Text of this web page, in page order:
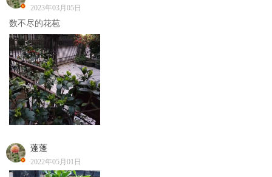
2023年03月05日
数不尽的花苞
蓬蓬
2022年05月01日